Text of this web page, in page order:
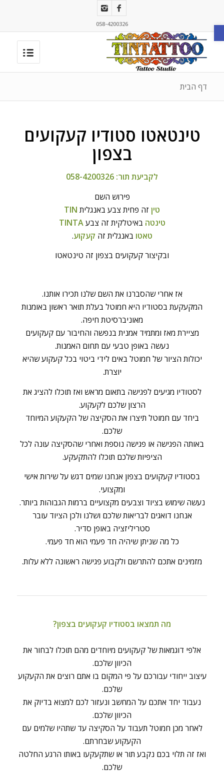
פתח סרגל נגישות 058-4200326
דף הבית
טינטאטו סטודיו קעקועים
בצפון
לקביעת תור: 058-4200326
פירוש השם
טין זה פחית צבע באנגלית TIN
טינטה באיטלקית זה צבעTINTA
טאטו באנגלית זה קעקוע.
ובקיצור קעקועים בצפון זה טינטאטו
אז אחרי שהסברנו את השם שלנו תכירו אותנו.
המקעקעת בסטודיו היא חמוטל בעלת תואר ראשון באומנות
מאוניברסיטת חיפה.
מציירת מאז ומתמיד אמנית בנפשה והחיבור עם קעקועים
נעשה באופן טבעי עם תחום האמנות.
יכולות הציור של חמוטל באים לידי ביטוי בכל קעקוע שהיא
יוצרת.
לסטודיו מגיעים לפגישה בתאום מראש ואז תוכלו להציג את
הרצון שלכם לקעקוע.
ביחד עם חמוטל תיצרו את הסקיצה של הקעקוע המיוחד
שלכם.
באותה הפגישה או פגישה נוספת ואחרי שהסקיצה עונה לכל
הציפיות שלכם תוכלו להתקעקע.
בסטודיו קעקועים בצפון אנחנו שמים דגש על שירות אישי
ומקצועי.
נעשה שימוש בציוד וצבעים מקצועיים ברמות הגבוהות ביותר.
אנחנו דואגים לבריאות שלכם ושלנו ולכן הציוד עובר
סטריליזציה באופן סדיר.
כל מה שניתן שיהיה חד פעמי הוא חד פעמי.
מזמינים אתכם להתרשם ולקבוע פגישה ראשונה ללא עלות.
מה תמצאו בסטודיו קעקועים בצפון?
אלפי דוגמאות של קעקועים מיוחדים מהם תוכלו לבחור את
הכיוון שלכם.
עיצוב ייחודי עבורכם על פי המקום בו אתם רוצים את הקעקוע
שלכם.
נעבוד יחד אתכם על המחשב ונעזור לכם למצוא בדיוק את
הכיוון שלכם.
לאחר מכן חמוטל תעבוד על הסקיצה עד שתהיו שלמים עם
הקעקוע שבחרתם.
ואז זה תלוי בכם נקבע תור או שתקעקעו באותו הרגע החלטה
שלכם.